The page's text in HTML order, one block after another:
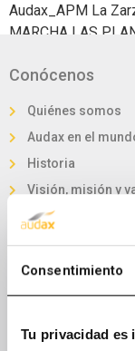
Consentimiento
Tu privacidad es
Audax_APM La
MARCHA LAS
focalización en la
operaciones de las
Conócenos
Quiénes somos
Audax en el
Historia
Visión, misión y
Nuestra marca
Audax en Cifras
Invierte en Audax
Órganos de
Proyectos